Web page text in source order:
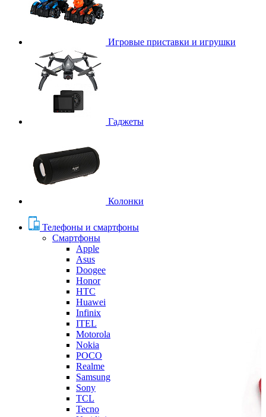
Игровые приставки и игрушки
Гаджеты
Колонки
Телефоны и смартфоны
Смартфоны
Apple
Asus
Doogee
Honor
HTC
Huawei
Infinix
ITEL
Motorola
Nokia
POCO
Realme
Samsung
Sony
TCL
Tecno